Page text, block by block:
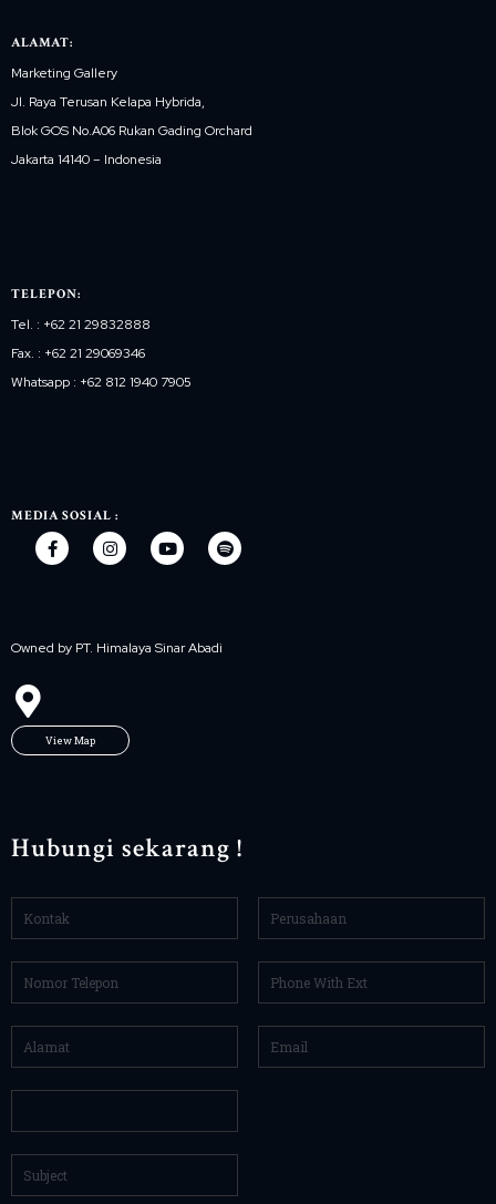
ALAMAT:
Marketing Gallery
Jl. Raya Terusan Kelapa Hybrida,
Blok GOS No.A06 Rukan Gading Orchard
Jakarta 14140 – Indonesia
TELEPON:
Tel. : +62 21 29832888
Fax. : +62 21 29069346
Whatsapp : +62 812 1940 7905
MEDIA SOSIAL :
Owned by PT. Himalaya Sinar Abadi
View Map
Hubungi sekarang !